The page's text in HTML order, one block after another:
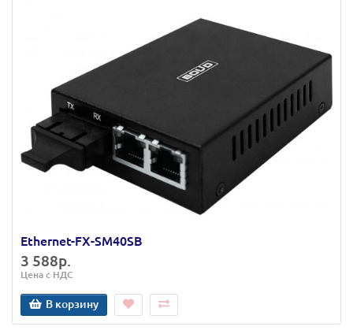
Ethernet-FX-SM40SB
3 588р.
Цена с НДС
В корзину